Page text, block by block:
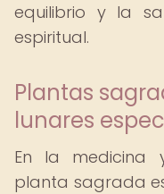
equilibrio y la
espiritual.
Plantas
lunares
En la medicina
planta sagrada